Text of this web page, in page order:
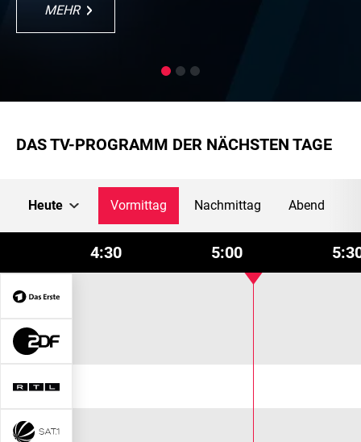
MEHR
MEHR
MEHR
MEHR
MEHR
DAS TV-PROGRAMM DER NÄCHSTEN TAGE
Heute Vormittag Nachmittag Abend
4:30 5:00